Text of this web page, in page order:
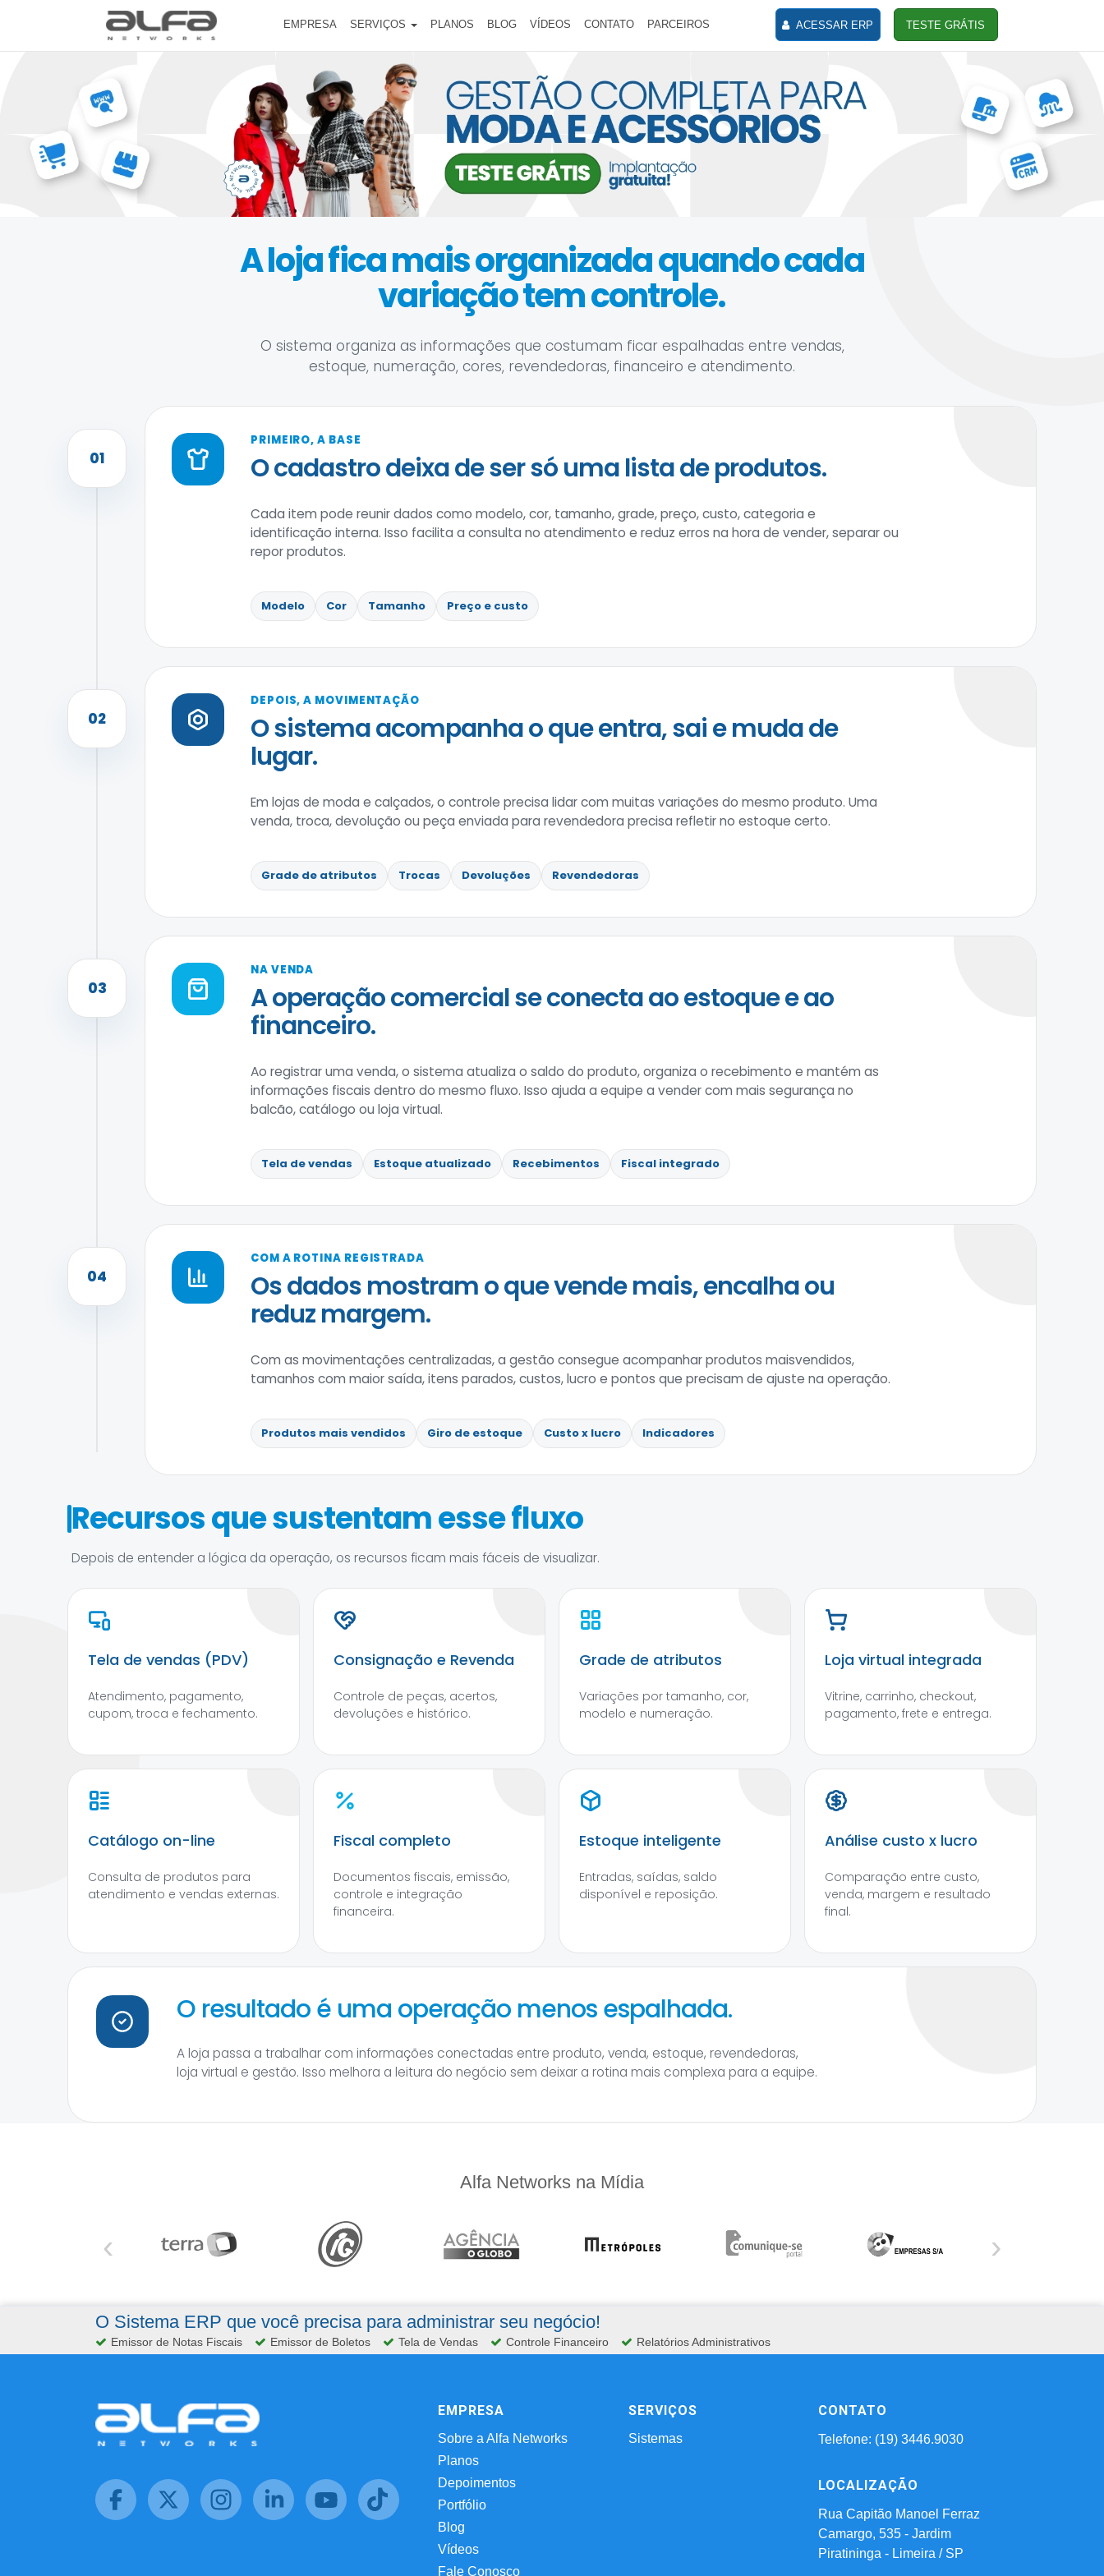
EMPRESA SERVIÇOS PLANOS BLOG VÍDEOS CONTATO PARCEIROS ACESSAR ERP TESTE GRÁTIS
A loja fica mais organizada quando cada
variação tem controle.
O sistema organiza as informações que costumam ficar espalhadas entre vendas,
estoque, numeração, cores, revendedoras, financeiro e atendimento.
01
PRIMEIRO, A BASE
O cadastro deixa de ser só uma lista de produtos.
Cada item pode reunir dados como modelo, cor, tamanho, grade, preço, custo, categoria e
identificação interna. Isso facilita a consulta no atendimento e reduz erros na hora de vender, separar ou
repor produtos.
Modelo Cor Tamanho Preço e custo
02
DEPOIS, A MOVIMENTAÇÃO
O sistema acompanha o que entra, sai e muda de
lugar.
Em lojas de moda e calçados, o controle precisa lidar com muitas variações do mesmo produto. Uma
venda, troca, devolução ou peça enviada para revendedora precisa refletir no estoque certo.
Grade de atributos Trocas Devoluções Revendedoras
03
NA VENDA
A operação comercial se conecta ao estoque e ao
financeiro.
Ao registrar uma venda, o sistema atualiza o saldo do produto, organiza o recebimento e mantém as
informações fiscais dentro do mesmo fluxo. Isso ajuda a equipe a vender com mais segurança no
balcão, catálogo ou loja virtual.
Tela de vendas Estoque atualizado Recebimentos Fiscal integrado
04
COM A ROTINA REGISTRADA
Os dados mostram o que vende mais, encalha ou
reduz margem.
Com as movimentações centralizadas, a gestão consegue acompanhar produtos maisvendidos,
tamanhos com maior saída, itens parados, custos, lucro e pontos que precisam de ajuste na operação.
Produtos mais vendidos Giro de estoque Custo x lucro Indicadores
Recursos que sustentam esse fluxo
Depois de entender a lógica da operação, os recursos ficam mais fáceis de visualizar.
Tela de vendas (PDV)
Atendimento, pagamento,
cupom, troca e fechamento.
Consignação e Revenda
Controle de peças, acertos,
devoluções e histórico.
Grade de atributos
Variações por tamanho, cor,
modelo e numeração.
Loja virtual integrada
Vitrine, carrinho, checkout,
pagamento, frete e entrega.
Catálogo on-line
Consulta de produtos para
atendimento e vendas externas.
Fiscal completo
Documentos fiscais, emissão,
controle e integração
financeira.
Estoque inteligente
Entradas, saídas, saldo
disponível e reposição.
Análise custo x lucro
Comparação entre custo,
venda, margem e resultado
final.
O resultado é uma operação menos espalhada.
A loja passa a trabalhar com informações conectadas entre produto, venda, estoque, revendedoras,
loja virtual e gestão. Isso melhora a leitura do negócio sem deixar a rotina mais complexa para a equipe.
Alfa Networks na Mídia
‹ ›
O Sistema ERP que você precisa para administrar seu negócio!
Emissor de Notas Fiscais Emissor de Boletos Tela de Vendas Controle Financeiro Relatórios Administrativos
EMPRESA
Sobre a Alfa Networks
Planos
Depoimentos
Portfólio
Blog
Vídeos
Fale Conosco
SERVIÇOS
Sistemas
CONTATO
Telefone: (19) 3446.9030
LOCALIZAÇÃO
Rua Capitão Manoel Ferraz
Camargo, 535 - Jardim
Piratininga - Limeira / SP